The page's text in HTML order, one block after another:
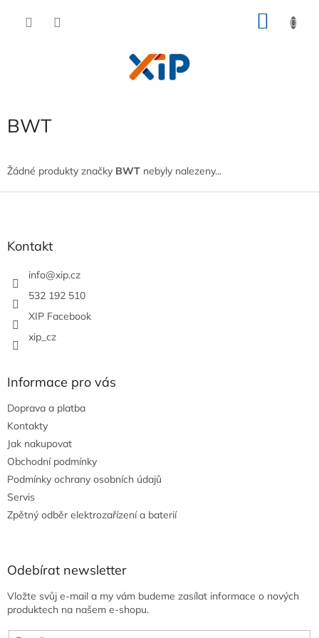
BWT
Žádné produkty značky BWT nebyly nalezeny...
Kontakt
info@xip.cz
532 192 510
XIP Facebook
xip_cz
Informace pro vás
Doprava a platba
Kontakty
Jak nakupovat
Obchodní podmínky
Podmínky ochrany osobních údajů
Servis
Zpětný odběr elektrozařízení a baterií
Odebírat newsletter
Vložte svůj e-mail a my vám budeme zasílat informace o nových
produktech na našem e-shopu.